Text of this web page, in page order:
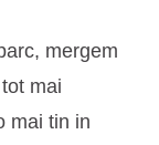
mergem
mai
mai tin in